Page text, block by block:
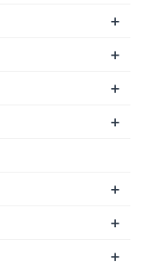
+
+
+
+
+
+
+